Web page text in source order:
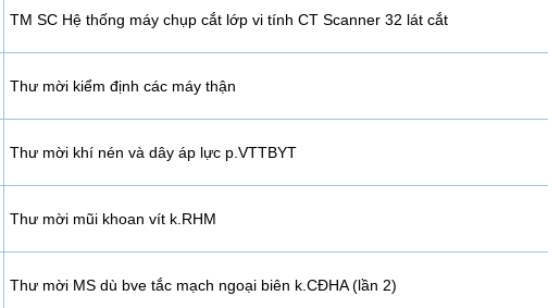
TM SC Hệ thống máy chụp cắt lớp vi tính CT Scanner 32 lát cắt
Thư mời kiểm định các máy thận
Thư mời khí nén và dây áp lực p.VTTBYT
Thư mời mũi khoan vít k.RHM
Thư mời MS dù bve tắc mạch ngoại biên k.CĐHA (lần 2)